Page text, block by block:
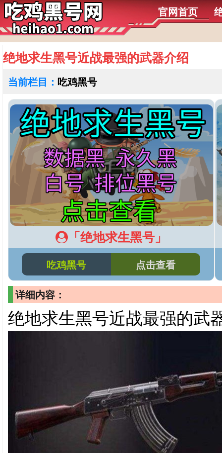
官网首页
绝地求生黑号近战最强的武器介绍
当前栏目： 吃鸡黑号
「绝地求生黑号」
吃鸡黑号 点击查看
详细内容：
绝地求生黑号近战最强的武